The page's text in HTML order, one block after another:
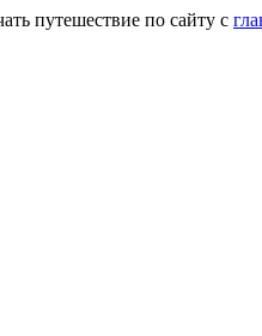
путешествие по сайту с